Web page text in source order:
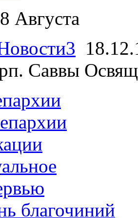
Августа
Саввы
благочиний